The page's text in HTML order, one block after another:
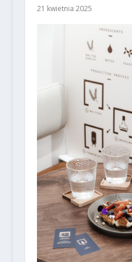
21 kwietnia 2025